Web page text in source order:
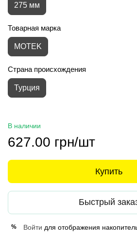
275 мм
Товарная марка
MOTEK
Страна происхождения
Турция
В наличии
627.00 грн/шт
Купить
Быстрый
% Войти для отображения